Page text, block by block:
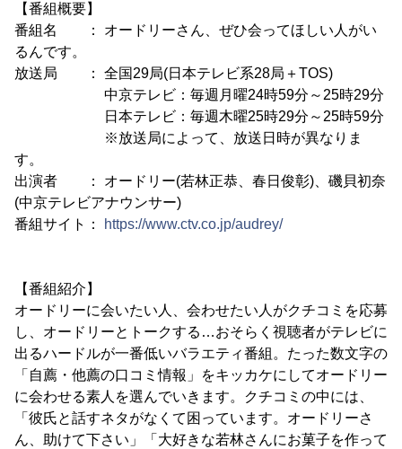
【番組概要】
番組名 ： オードリーさん、ぜひ会ってほしい人がい
るんです。
放送局 ： 全国29局(日本テレビ系28局＋TOS)
中京テレビ：毎週月曜24時59分～25時29分
日本テレビ：毎週木曜25時29分～25時59分
※放送局によって、放送日時が異なりま
す。
出演者 ： オードリー(若林正恭、春日俊彰)、磯貝初奈
(中京テレビアナウンサー)
番組サイト：
https://www.ctv.co.jp/audrey/
【番組紹介】
オードリーに会いたい人、会わせたい人がクチコミを応募
し、オードリーとトークする…おそらく視聴者がテレビに
出るハードルが一番低いバラエティ番組。たった数文字の
「自薦・他薦の口コミ情報」をキッカケにしてオードリー
に会わせる素人を選んでいきます。クチコミの中には、
「彼氏と話すネタがなくて困っています。オードリーさ
ん、助けて下さい」「大好きな若林さんにお菓子を作って